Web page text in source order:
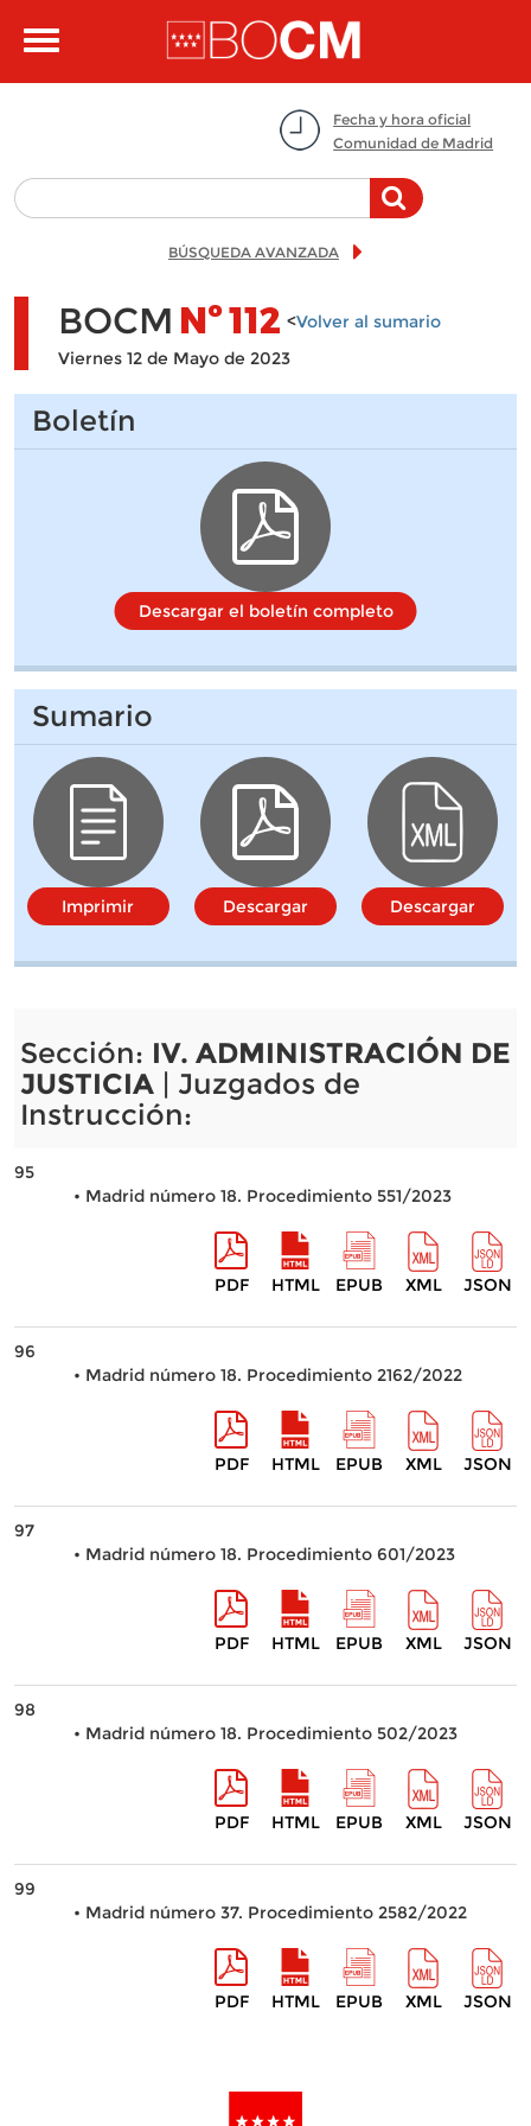
Toggle
Fecha y hora oficial
Comunidad de Madrid
BÚSQUEDA AVANZADA
BOCM Nº112 <Volver al sumario
Viernes 12 de Mayo de 2023
Boletín
Descargar el boletín completo
Sumario
Imprimir Descargar Descargar
Sección: IV. ADMINISTRACIÓN DE
JUSTICIA| Juzgados de
Instrucción:
95
• Madrid número 18. Procedimiento 551/2023
PDF HTML EPUB XML JSON
96
• Madrid número 18. Procedimiento 2162/2022
PDF HTML EPUB XML JSON
97
• Madrid número 18. Procedimiento 601/2023
PDF HTML EPUB XML JSON
98
• Madrid número 18. Procedimiento 502/2023
PDF HTML EPUB XML JSON
99
• Madrid número 37. Procedimiento 2582/2022
PDF HTML EPUB XML JSON